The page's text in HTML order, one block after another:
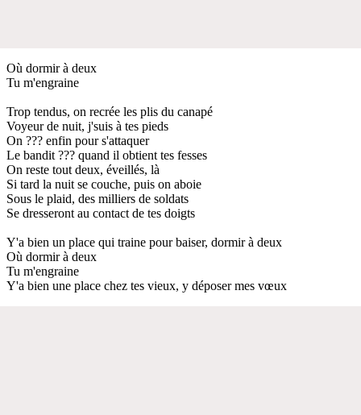
Où dormir à deux
Tu m'engraine
Trop tendus, on recrée les plis du canapé
Voyeur de nuit, j'suis à tes pieds
On ??? enfin pour s'attaquer
Le bandit ??? quand il obtient tes fesses
On reste tout deux, éveillés, là
Si tard la nuit se couche, puis on aboie
Sous le plaid, des milliers de soldats
Se dresseront au contact de tes doigts
Y'a bien un place qui traine pour baiser, dormir à deux
Où dormir à deux
Tu m'engraine
Y'a bien une place chez tes vieux, y déposer mes vœux